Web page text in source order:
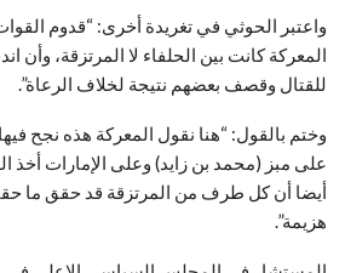
واعتبر الحوثي في تغريدة أخرى: “قدوم
المعركة كانت بين الحلفاء لا المرتزقة، وأن
للقتال وقصف بعضهم نتيجة لخلاف الرعاة”.
وختم بالقول: “هنا نقول المعركة هذه نجح
على مبز (محمد بن زايد) وعلى الإمارات
أيضا أن كل طرف من المرتزقة قد حقق ما
هزيمة”.